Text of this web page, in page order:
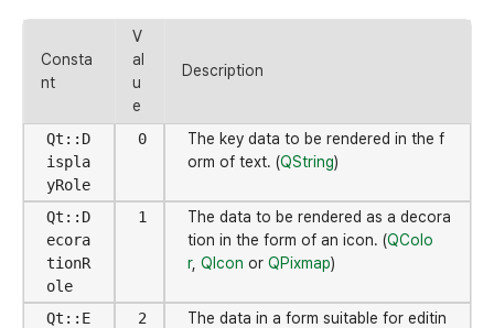
Consta
nt
V
al
u
e
Description
Qt::D
ispla
yRole
0
The key data to be rendered in the f
orm of text. (QString)
Qt::D
ecora
tionR
ole
1
The data to be rendered as a decora
tion in the form of an icon. (QColo
r, QIcon or QPixmap)
Qt::E
2
The data in a form suitable for editin